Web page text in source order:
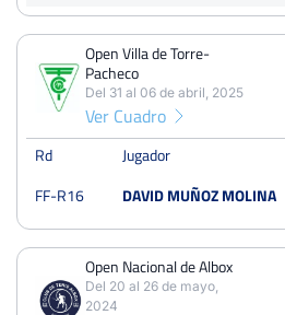
Octavos
Quick
Open Villa de Torre-Pacheco
Del 31 al 06 de abril, 2025
Dieciseisavos
Octavos
Dura
Open Villa de Torre-
Pacheco
Del 31 al 06 de abril, 2025
Ver Cuadro
Rd Jugador
FF-R16
DAVID MUÑOZ MOLINA
Open Nacional de Albox
Del 20 al 26 de mayo,
2024